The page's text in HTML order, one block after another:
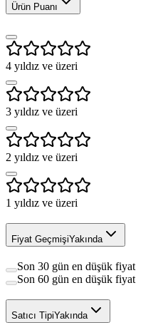
Ürün Puanı
4 yıldız ve üzeri
3 yıldız ve üzeri
2 yıldız ve üzeri
1 yıldız ve üzeri
Fiyat GeçmişiYakında
Son 30 gün en düşük fiyat
Son 60 gün en düşük fiyat
Satıcı TipiYakında